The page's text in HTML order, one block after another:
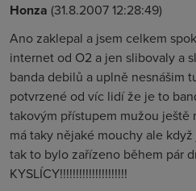
Honza (31.8.2007 12:28:49)
Ano zaklepal a jsem celkem
internet od O2 a jen slibovaly a
banda debilů a uplně nesnášim
potvrzené od víc lidí že je to
takovým přístupem mužou ještě
má taky nějaké mouchy ale
tak to bylo zařízeno během pár
KYSLÍCY!!!!!!!!!!!!!!!!!!!!!